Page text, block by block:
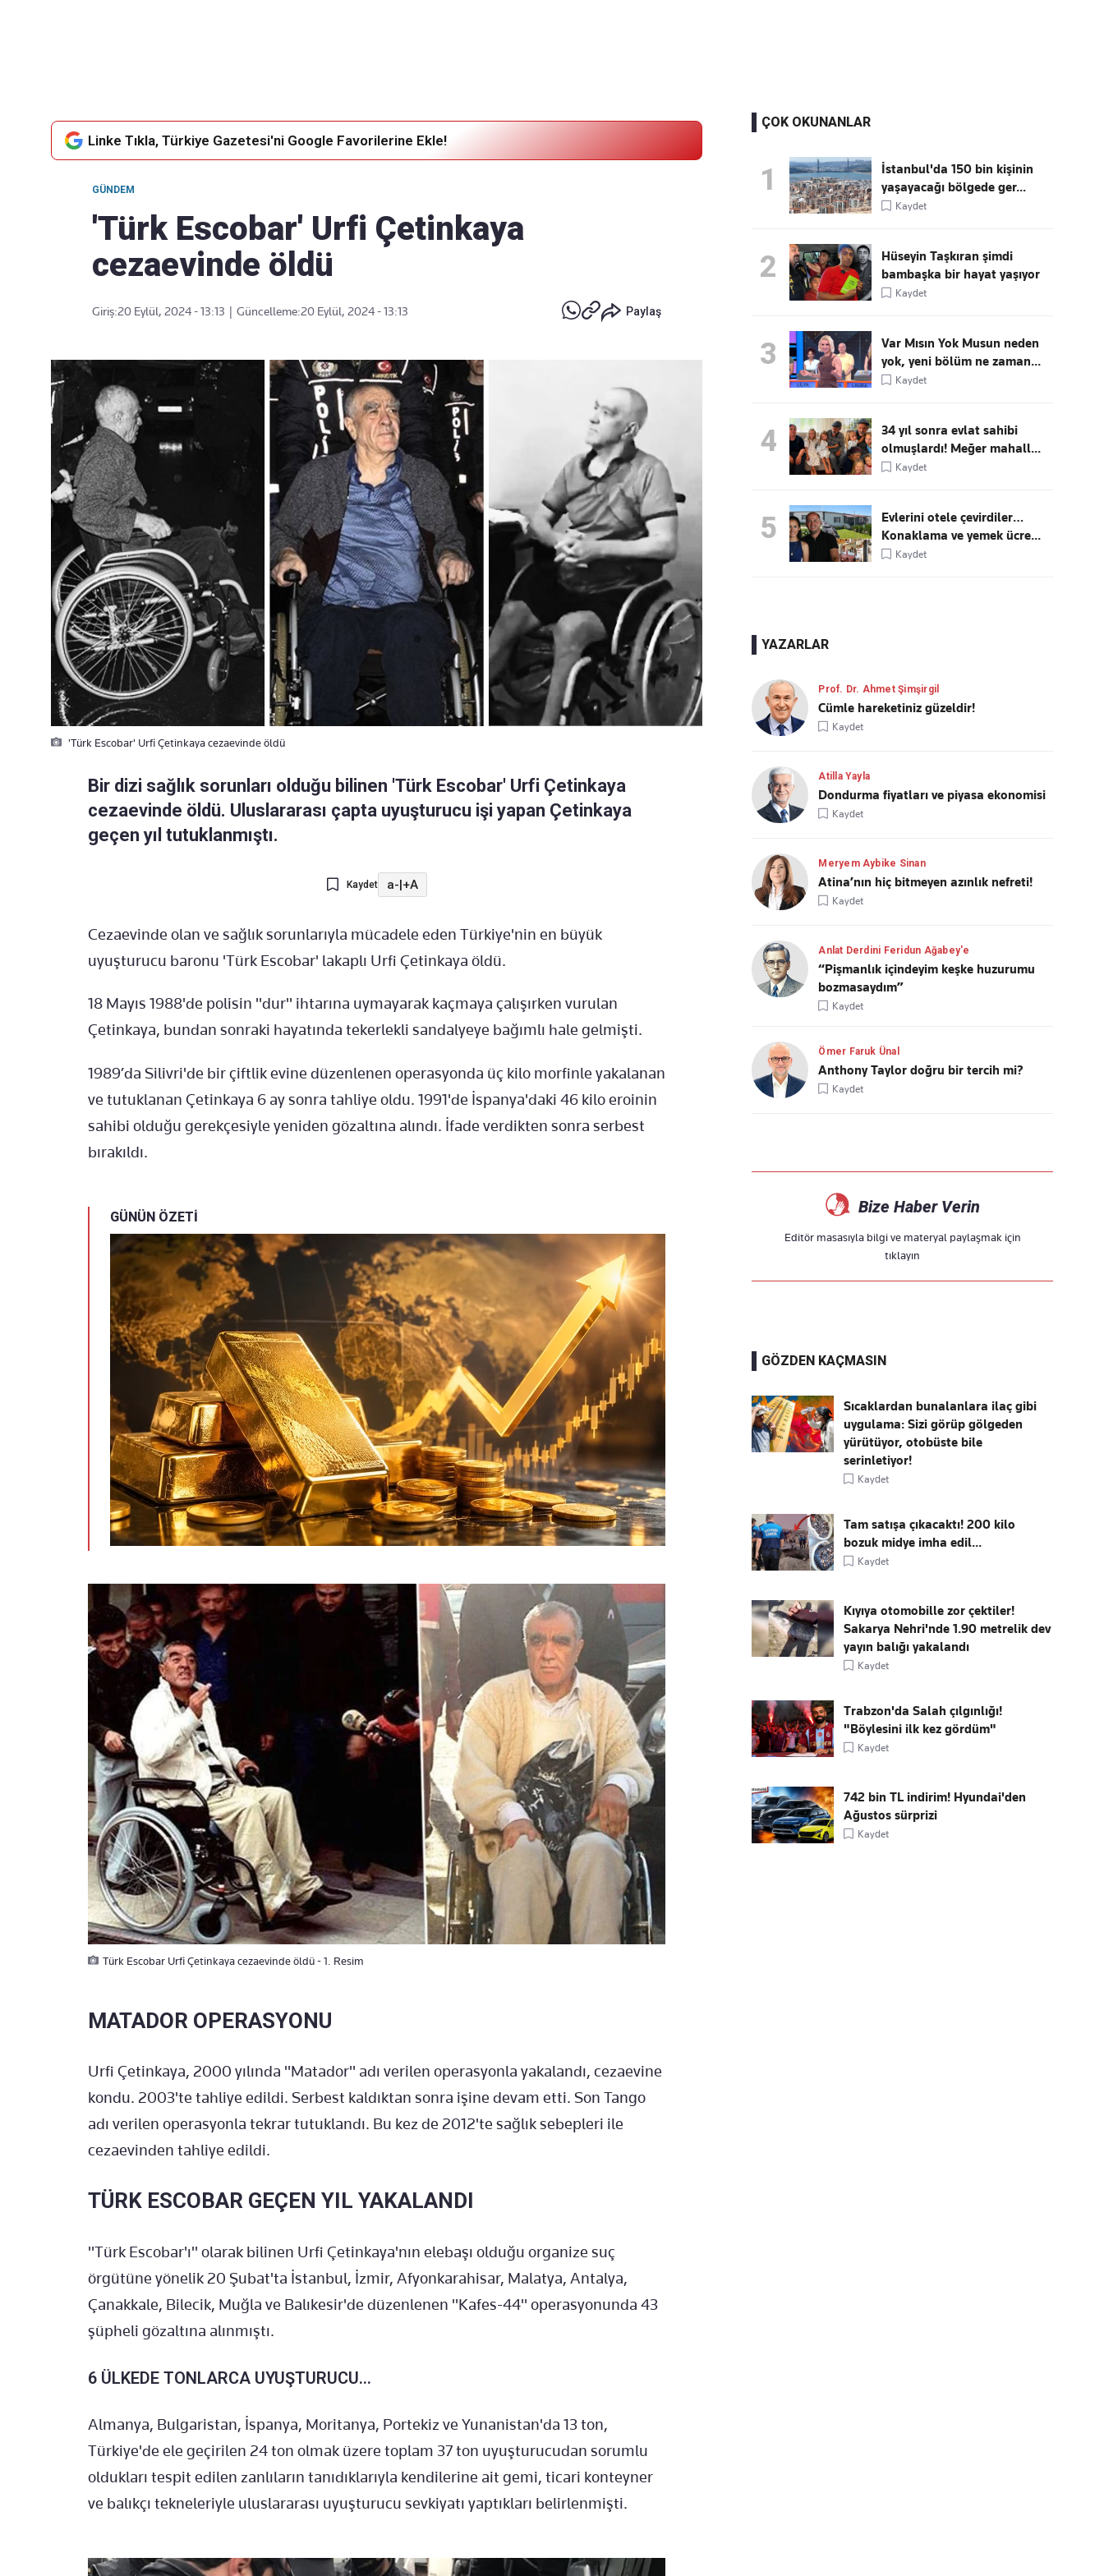
Linke Tıkla, Türkiye Gazetesi'ni Google Favorilerine Ekle!
GÜNDEM
'Türk Escobar' Urfi Çetinkaya
cezaevinde öldü
Giriş:20 Eylül, 2024 - 13:13 Güncelleme:20 Eylül, 2024 - 13:13 Paylaş
'Türk Escobar' Urfi Çetinkaya cezaevinde öldü
Bir dizi sağlık sorunları olduğu bilinen 'Türk Escobar' Urfi Çetinkaya
cezaevinde öldü. Uluslararası çapta uyuşturucu işi yapan Çetinkaya
geçen yıl tutuklanmıştı.
Kaydet a-|+A
Cezaevinde olan ve sağlık sorunlarıyla mücadele eden Türkiye'nin en büyük
uyuşturucu baronu 'Türk Escobar' lakaplı Urfi Çetinkaya öldü.
18 Mayıs 1988'de polisin "dur" ihtarına uymayarak kaçmaya çalışırken vurulan
Çetinkaya, bundan sonraki hayatında tekerlekli sandalyeye bağımlı hale gelmişti.
1989’da Silivri'de bir çiftlik evine düzenlenen operasyonda üç kilo morfinle yakalanan
ve tutuklanan Çetinkaya 6 ay sonra tahliye oldu. 1991'de İspanya'daki 46 kilo eroinin
sahibi olduğu gerekçesiyle yeniden gözaltına alındı. İfade verdikten sonra serbest
bırakıldı.
GÜNÜN ÖZETİ
Türk Escobar Urfi Çetinkaya cezaevinde öldü - 1. Resim
MATADOR OPERASYONU
Urfi Çetinkaya, 2000 yılında "Matador" adı verilen operasyonla yakalandı, cezaevine
kondu. 2003'te tahliye edildi. Serbest kaldıktan sonra işine devam etti. Son Tango
adı verilen operasyonla tekrar tutuklandı. Bu kez de 2012'te sağlık sebepleri ile
cezaevinden tahliye edildi.
TÜRK ESCOBAR GEÇEN YIL YAKALANDI
"Türk Escobar'ı" olarak bilinen Urfi Çetinkaya'nın elebaşı olduğu organize suç
örgütüne yönelik 20 Şubat'ta İstanbul, İzmir, Afyonkarahisar, Malatya, Antalya,
Çanakkale, Bilecik, Muğla ve Balıkesir'de düzenlenen "Kafes-44" operasyonunda 43
şüpheli gözaltına alınmıştı.
6 ÜLKEDE TONLARCA UYUŞTURUCU...
Almanya, Bulgaristan, İspanya, Moritanya, Portekiz ve Yunanistan'da 13 ton,
Türkiye'de ele geçirilen 24 ton olmak üzere toplam 37 ton uyuşturucudan sorumlu
oldukları tespit edilen zanlıların tanıdıklarıyla kendilerine ait gemi, ticari konteyner
ve balıkçı tekneleriyle uluslararası uyuşturucu sevkiyatı yaptıkları belirlenmişti.
ÇOK OKUNANLAR
1
İstanbul'da 150 bin kişinin
yaşayacağı bölgede ger...
Kaydet
2
Hüseyin Taşkıran şimdi
bambaşka bir hayat yaşıyor
Kaydet
3
Var Mısın Yok Musun neden
yok, yeni bölüm ne zaman...
Kaydet
4
34 yıl sonra evlat sahibi
olmuşlardı! Meğer mahall...
Kaydet
5
Evlerini otele çevirdiler…
Konaklama ve yemek ücre...
Kaydet
YAZARLAR
Prof. Dr. Ahmet Şimşirgil
Cümle hareketiniz güzeldir!
Kaydet
Atilla Yayla
Dondurma fiyatları ve piyasa ekonomisi
Kaydet
Meryem Aybike Sinan
Atina’nın hiç bitmeyen azınlık nefreti!
Kaydet
Anlat Derdini Feridun Ağabey'e
“Pişmanlık içindeyim keşke huzurumu
bozmasaydım”
Kaydet
Ömer Faruk Ünal
Anthony Taylor doğru bir tercih mi?
Kaydet
Bize Haber Verin
Editör masasıyla bilgi ve materyal paylaşmak için
tıklayın
GÖZDEN KAÇMASIN
Sıcaklardan bunalanlara ilaç gibi
uygulama: Sizi görüp gölgeden
yürütüyor, otobüste bile
serinletiyor!
Kaydet
Tam satışa çıkacaktı! 200 kilo
bozuk midye imha edil...
Kaydet
Kıyıya otomobille zor çektiler!
Sakarya Nehri'nde 1.90 metrelik dev
yayın balığı yakalandı
Kaydet
Trabzon'da Salah çılgınlığı!
"Böylesini ilk kez gördüm"
Kaydet
742 bin TL indirim! Hyundai'den
Ağustos sürprizi
Kaydet